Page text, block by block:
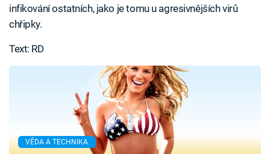
infikování ostatních, jako je tomu u agresivnějších virů
chřipky.
Text: RD
VĚDA A TECHNIKA